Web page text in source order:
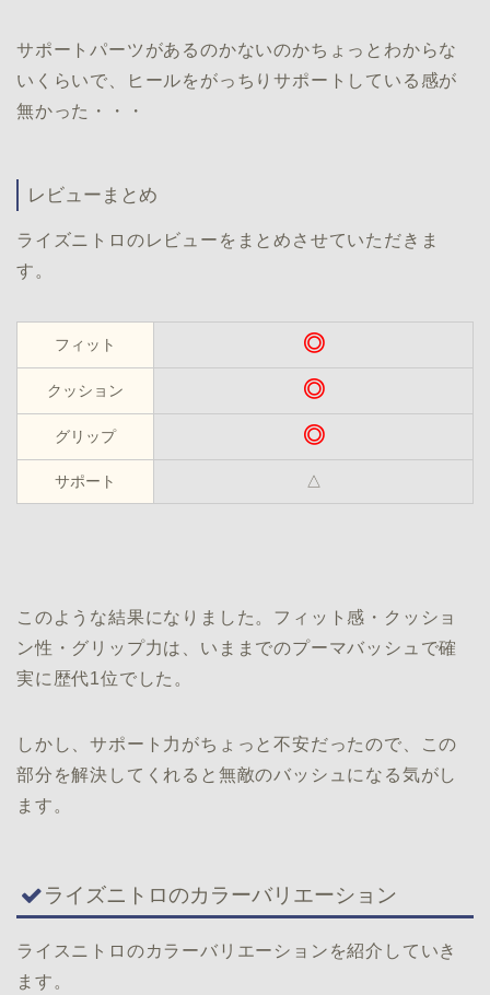
サポートパーツがあるのかないのかちょっとわからな
いくらいで、ヒールをがっちりサポートしている感が
無かった・・・
レビューまとめ
ライズニトロのレビューをまとめさせていただきま
す。
フィット ◎
クッション ◎
グリップ ◎
サポート △
このような結果になりました。フィット感・クッショ
ン性・グリップ力は、いままでのプーマバッシュで確
実に歴代1位でした。
しかし、サポート力がちょっと不安だったので、この
部分を解決してくれると無敵のバッシュになる気がし
ます。
ライズニトロのカラーバリエーション
ライスニトロのカラーバリエーションを紹介していき
ます。